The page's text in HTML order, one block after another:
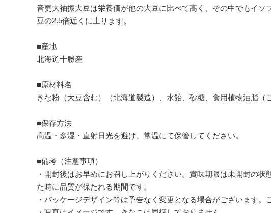
音更大袖振大豆は栄養価が他の大豆に比べて高く、その中でもイソ
豆の2.5倍近くに上ります。
■産地
北海道十勝産
■原材料名
きな粉（大豆含む）（北海道製造）、水飴、砂糖、食用植物油脂（
■保存方法
高温・多湿・直射日光を避け、常温にて保管してください。
■備考（注意事項）
・開封後はお早めにお召し上がりください。賞味期限は未開封の状
た時に品質が保たれる期間です。
・パッケージデザイン等は予告なく変更となる場合がございます。